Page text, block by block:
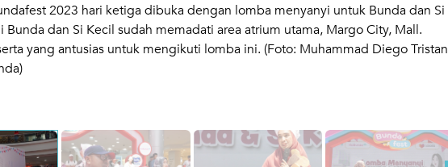
2023 hari ketiga dibuka dengan lomba menyanyi untuk Bunda dan Si
Bunda dan Si Kecil sudah memadati area atrium utama, Margo City, Mall.
yang antusias untuk mengikuti lomba ini. (Foto: Muhammad Diego Tristan